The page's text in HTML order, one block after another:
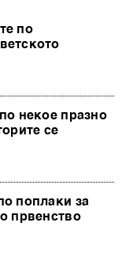
по
некое празно
се
поплаки за
првенство